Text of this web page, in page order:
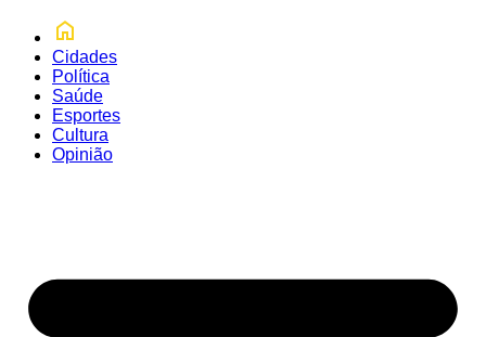
Cidades
Política
Saúde
Esportes
Cultura
Opinião